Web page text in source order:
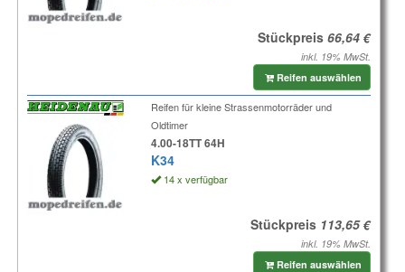
Stückpreis
inkl. 19% MwSt.
Reifen auswählen
Reifen für kleine Strassenmotorräder und
Oldtimer
4.00-18TT 64H
K34
14 x verfügbar
Stückpreis
inkl. 19% MwSt.
Reifen auswählen